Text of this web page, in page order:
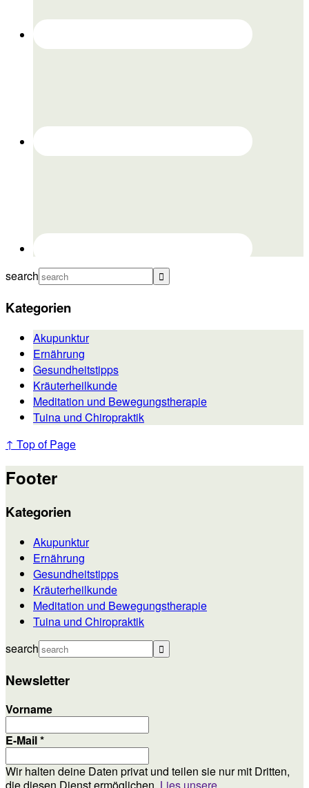
search
Kategorien
Akupunktur
Ernährung
Gesundheitstipps
Kräuterheilkunde
Meditation und Bewegungstherapie
Tuina und Chiropraktik
↑ Top of Page
Footer
Kategorien
Akupunktur
Ernährung
Gesundheitstipps
Kräuterheilkunde
Meditation und Bewegungstherapie
Tuina und Chiropraktik
search
Newsletter
Vorname
E-Mail*
Wir halten deine Daten privat und teilen sie nur mit Dritten,
die diesen Dienst ermöglichen. Lies unsere